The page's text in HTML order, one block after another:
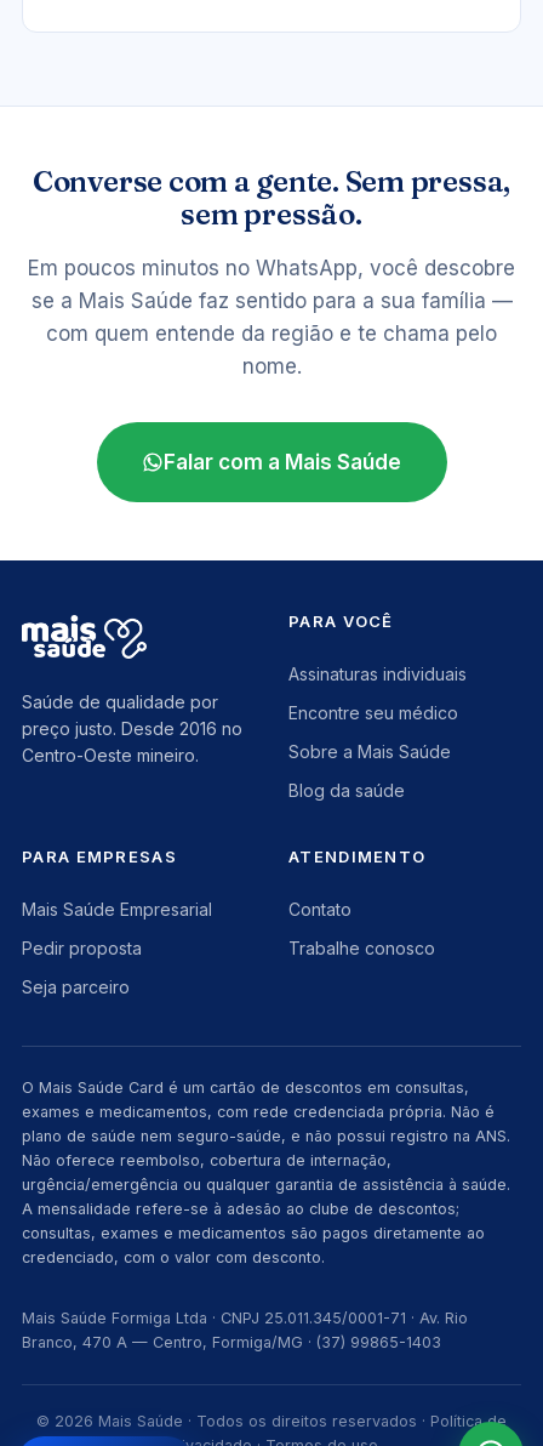
Converse com a gente. Sem pressa,
sem pressão.
Em poucos minutos no WhatsApp, você descobre
se a Mais Saúde faz sentido para a sua família —
com quem entende da região e te chama pelo
nome.
Falar com a Mais Saúde
Saúde de qualidade por
preço justo. Desde 2016 no
Centro-Oeste mineiro.
PARA VOCÊ
Assinaturas individuais
Encontre seu médico
Sobre a Mais Saúde
Blog da saúde
PARA EMPRESAS
Mais Saúde Empresarial
Pedir proposta
Seja parceiro
ATENDIMENTO
Contato
Trabalhe conosco
O Mais Saúde Card é um cartão de descontos em consultas,
exames e medicamentos, com rede credenciada própria. Não é
plano de saúde nem seguro-saúde, e não possui registro na ANS.
Não oferece reembolso, cobertura de internação,
urgência/emergência ou qualquer garantia de assistência à saúde.
A mensalidade refere-se à adesão ao clube de descontos;
consultas, exames e medicamentos são pagos diretamente ao
credenciado, com o valor com desconto.
Mais Saúde Formiga Ltda · CNPJ 25.011.345/0001-71 · Av. Rio
Branco, 470 A — Centro, Formiga/MG · (37) 99865-1403
© 2026 Mais Saúde · Todos os direitos reservados · Política de